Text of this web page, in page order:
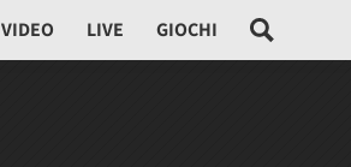
VIDEO LIVE GIOCHI